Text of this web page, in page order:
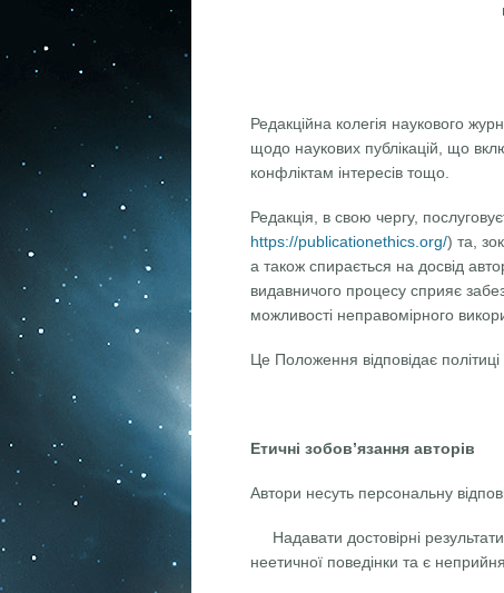
Редакційна колегія наукового
щодо наукових публікацій, що
конфліктам інтересів тощо.
Редакція, в свою чергу,
https://publicationethics.org/) та,
а також спирається на досвід
видавничого процесу сприяє
можливості неправомірного
Це Положення відповідає
Етичні зобов’язання авторів
Автори несуть персональну
Надавати достовірні
неетичної поведінки та є